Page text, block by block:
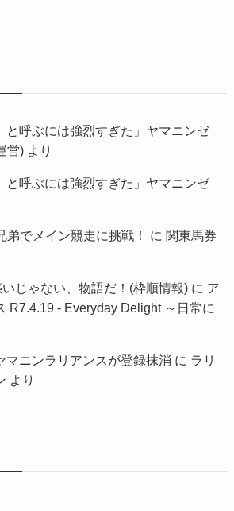
呼ぶには強烈すぎた」ヤマニンゼ
営)より
呼ぶには強烈すぎた」ヤマニンゼ
弟でメイン競走に挑戦！ に 関東馬券
いじゃない、物語だ！(枠順情報)に ア
R7.4.19 - Everyday Delight ～日常に
マニンラリアンスが登録抹消 に ラリ
より